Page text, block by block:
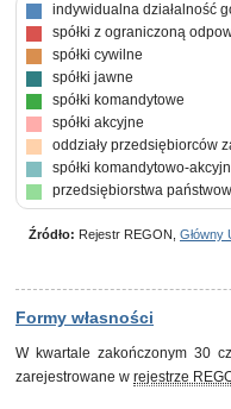
indywidualna działalność
spółki z ograniczoną
spółki cywilne
spółki jawne
spółki komandytowe
spółki akcyjne
oddziały przedsiębiorców
spółki komandytowo-
przedsiębiorstwa
Źródło: Rejestr REGON, Główny
Formy własności
W kwartale zakończonym 30
zarejestrowane w rejestrze